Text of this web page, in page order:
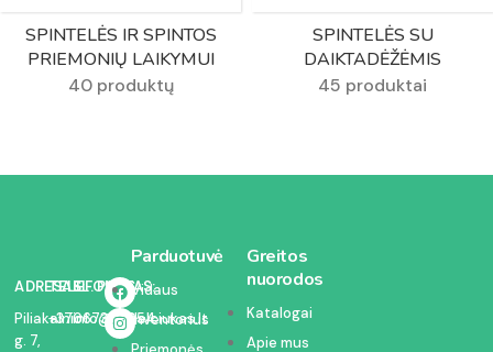
SPINTELĖS IR SPINTOS
PRIEMONIŲ LAIKYMUI
40 produktų
SPINTELĖS SU
DAIKTADĖŽĖMIS
45 produktai
ADRESAS:
Piliakalnio
g. 7,
TELEFONAS:
+37067350054
EL. PAŠTAS:
info@kodelciukas.lt
Parduotuvė
Vidaus
inventorius
Greitos
nuorodos
Katalogai
Apie mus